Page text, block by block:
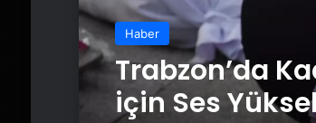
Haber
Trabzon’da
için Ses